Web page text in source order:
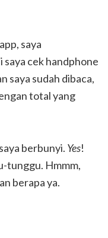
saya
saya cek handphone
saya sudah dibaca,
total yang
berbunyi. Yes!
tunggu. Hmmm,
berapa ya.